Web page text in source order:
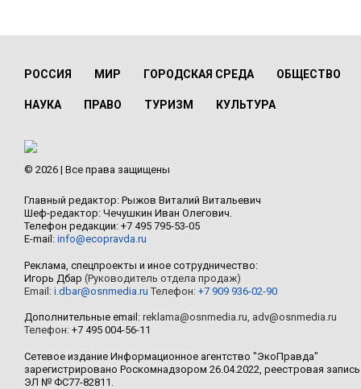
РОССИЯ МИР ГОРОДСКАЯ СРЕДА ОБЩЕСТВО
НАУКА ПРАВО ТУРИЗМ КУЛЬТУРА
© 2026 | Все права защищены
Главный редактор: Рыжов Виталий Витальевич
Шеф-редактор: Чечушкин Иван Олегович.
Телефон редакции: +7 495 795-53-05
E-mail: info@ecopravda.ru
Реклама, спецпроекты и иное сотрудничество:
Игорь Дбар (Руководитель отдела продаж)
Email: i.dbar@osnmedia.ru Телефон: +7 909 936-02-90
Дополнительные email: reklama@osnmedia.ru adv@osnmedia.ru
Телефон: +7 495 004-56-11
Сетевое издание Информационное агентство "ЭкоПравда"
зарегистрировано Роскомнадзором 26.04.2022, реестровая запись
ЭЛ № ФС77-82811.